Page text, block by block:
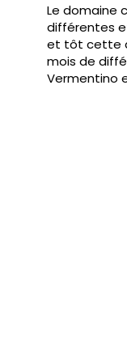
Le domaine
différentes
et tôt cette
mois de
Vermentino